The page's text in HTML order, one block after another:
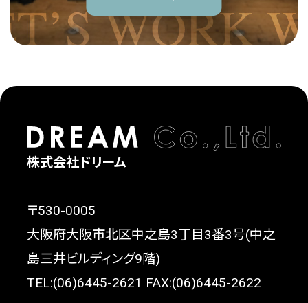
株式会社ドリーム
〒530-0005
大阪府大阪市北区中之島3丁目3番3号(中之
島三井ビルディング9階)
TEL:(06)6445-2621 FAX:(06)6445-2622